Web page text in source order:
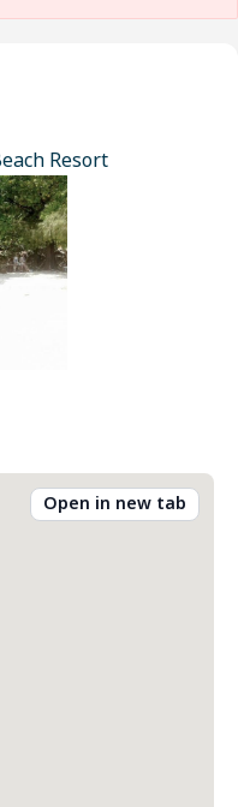
Resort
Open in new tab